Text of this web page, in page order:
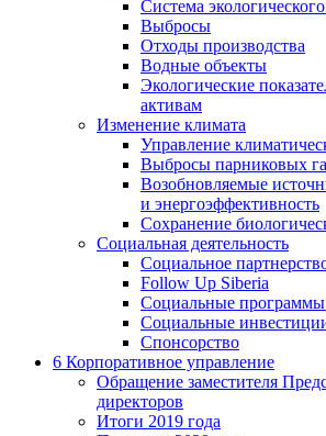
Система
Выбросы
Отходы производства
Водные объекты
Экологические
активам
Изменение климата
Управление
Выбросы парниковых
Возобновляемые
и энергоэффективность
Сохранение
Социальная деятельность
Социальное
Follow Up Siberia
Социальные программы
Социальные
Спонсорство
6 Корпоративное управление
Обращение заместителя
директоров
Итоги 2019 года